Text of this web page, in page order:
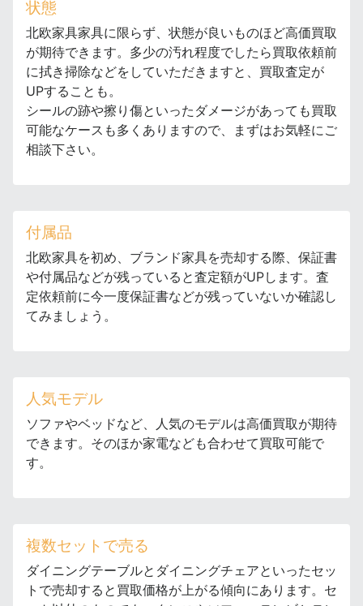
状態
北欧家具家具に限らず、状態が良いものほど高価買取
が期待できます。多少の汚れ程度でしたら買取依頼前
に拭き掃除などをしていただきますと、買取査定が
UPすることも。
シールの跡や擦り傷といったダメージがあっても買取
可能なケースも多くありますので、まずはお気軽にご
相談下さい。
付属品
北欧家具を初め、ブランド家具を売却する際、保証書
や付属品などが残っていると査定額がUPします。査
定依頼前に今一度保証書などが残っていないか確認し
てみましょう。
人気モデル
ソファやベッドなど、人気のモデルは高価買取が期待
できます。そのほか家電なども合わせて買取可能で
す。
複数セットで売る
ダイニングテーブルとダイニングチェアといったセッ
トで売却すると買取価格が上がる傾向にあります。セ